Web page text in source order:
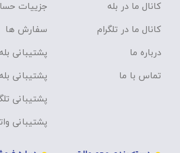
کانال ما در بله
کانال ما در تلگرام
درباره ما
تماس با ما
جزییات
سفارش ها
پشتیبانی بله 1
پشتیبانی بله 2
پشتیبانی
پشتیبانی